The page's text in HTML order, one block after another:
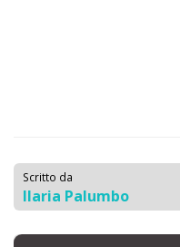
Scritto da
Ilaria Palumbo